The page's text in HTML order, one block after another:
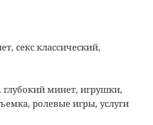
секс классический,
глубокий минет, игрушки,
ролевые игры, услуги